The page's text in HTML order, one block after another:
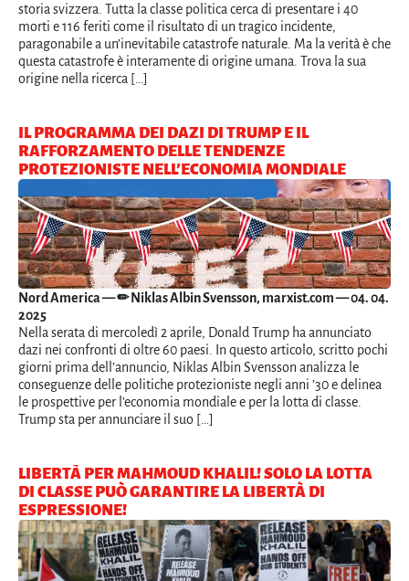
storia svizzera. Tutta la classe politica cerca di presentare i 40
morti e 116 feriti come il risultato di un tragico incidente,
paragonabile a un’inevitabile catastrofe naturale. Ma la verità è che
questa catastrofe è interamente di origine umana. Trova la sua
origine nella ricerca […]
IL PROGRAMMA DEI DAZI DI TRUMP E IL
RAFFORZAMENTO DELLE TENDENZE
PROTEZIONISTE NELL’ECONOMIA MONDIALE
Nord America— ✏ Niklas Albin Svensson, marxist.com — 04. 04.
2025
Nella serata di mercoledì 2 aprile, Donald Trump ha annunciato
dazi nei confronti di oltre 60 paesi. In questo articolo, scritto pochi
giorni prima dell’annuncio, Niklas Albin Svensson analizza le
conseguenze delle politiche protezioniste negli anni ’30 e delinea
le prospettive per l’economia mondiale e per la lotta di classe.
Trump sta per annunciare il suo […]
LIBERTÀ PER MAHMOUD KHALIL! SOLO LA LOTTA
DI CLASSE PUÒ GARANTIRE LA LIBERTÀ DI
ESPRESSIONE!